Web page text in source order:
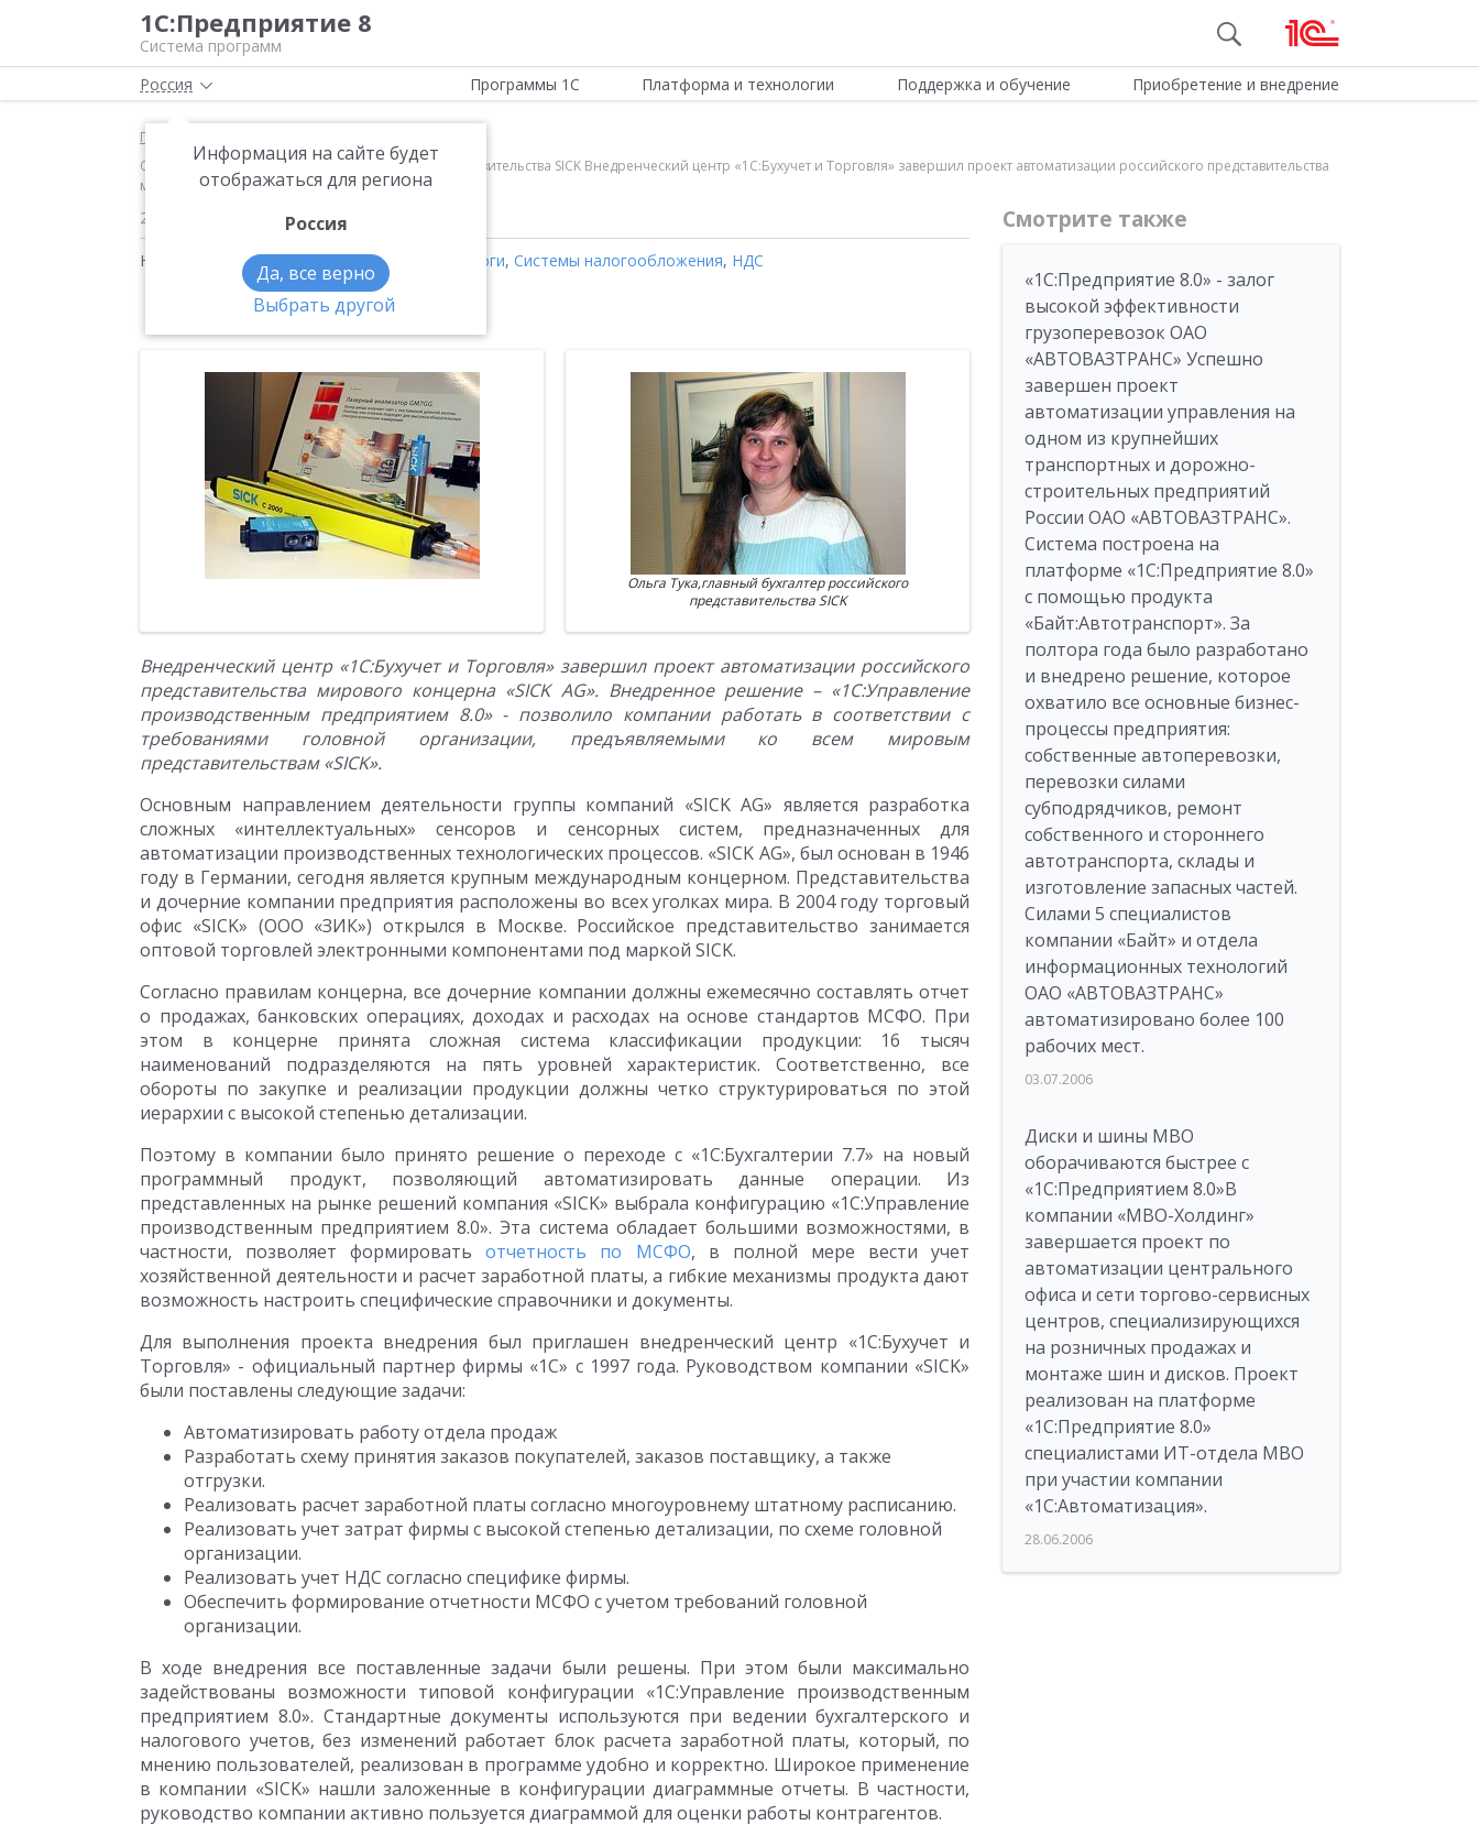
1С:Предприятие 8
Система программ
Россия
Информация на сайте будет
отображаться для региона
Россия
Да, все верно
Выбрать другой
Программы 1С Платформа и технологии Поддержка и обучение Приобретение и внедрение
Главная
Ольга Тука,главный бухгалтер российского представительства SICK Внедренческий центр «1С:Бухучет и Торговля» завершил проект автоматизации российского представительства
мирового концерна «SICK AG»
29.06.2006
Новости на тему:Отчетность по МСФО Налоги, Системы налогообложения, НДС
Ольга Тука,главный бухгалтер российского
представительства SICK
Внедренческий центр «1С:Бухучет и Торговля» завершил проект автоматизации российского
представительства мирового концерна «SICK AG». Внедренное решение – «1С:Управление
производственным предприятием 8.0» - позволило компании работать в соответствии с
требованиями головной организации, предъявляемыми ко всем мировым
представительствам «SICK».
Основным направлением деятельности группы компаний «SICK AG» является разработка
сложных «интеллектуальных» сенсоров и сенсорных систем, предназначенных для
автоматизации производственных технологических процессов. «SICK AG», был основан в 1946
году в Германии, сегодня является крупным международным концерном. Представительства
и дочерние компании предприятия расположены во всех уголках мира. В 2004 году торговый
офис «SICK» (ООО «ЗИК») открылся в Москве. Российское представительство занимается
оптовой торговлей электронными компонентами под маркой SICK.
Согласно правилам концерна, все дочерние компании должны ежемесячно составлять отчет
о продажах, банковских операциях, доходах и расходах на основе стандартов МСФО. При
этом в концерне принята сложная система классификации продукции: 16 тысяч
наименований подразделяются на пять уровней характеристик. Соответственно, все
обороты по закупке и реализации продукции должны четко структурироваться по этой
иерархии с высокой степенью детализации.
Поэтому в компании было принято решение о переходе с «1С:Бухгалтерии 7.7» на новый
программный продукт, позволяющий автоматизировать данные операции. Из
представленных на рынке решений компания «SICK» выбрала конфигурацию «1С:Управление
производственным предприятием 8.0». Эта система обладает большими возможностями, в
частности, позволяет формироватьотчетность по МСФО, в полной мере вести учет
хозяйственной деятельности и расчет заработной платы, а гибкие механизмы продукта дают
возможность настроить специфические справочники и документы.
Для выполнения проекта внедрения был приглашен внедренческий центр «1С:Бухучет и
Торговля» - официальный партнер фирмы «1С» с 1997 года. Руководством компании «SICK»
были поставлены следующие задачи:
Автоматизировать работу отдела продаж
Разработать схему принятия заказов покупателей, заказов поставщику, а также
отгрузки.
Реализовать расчет заработной платы согласно многоуровнему штатному расписанию.
Реализовать учет затрат фирмы с высокой степенью детализации, по схеме головной
организации.
Реализовать учет НДС согласно специфике фирмы.
Обеспечить формирование отчетности МСФО с учетом требований головной
организации.
В ходе внедрения все поставленные задачи были решены. При этом были максимально
задействованы возможности типовой конфигурации «1С:Управление производственным
предприятием 8.0». Стандартные документы используются при ведении бухгалтерского и
налогового учетов, без изменений работает блок расчета заработной платы, который, по
мнению пользователей, реализован в программе удобно и корректно. Широкое применение
в компании «SICK» нашли заложенные в конфигурации диаграммные отчеты. В частности,
руководство компании активно пользуется диаграммой для оценки работы контрагентов.
Смотрите также
«1С:Предприятие 8.0» - залог
высокой эффективности
грузоперевозок ОАО
«АВТОВАЗТРАНС» Успешно
завершен проект
автоматизации управления на
одном из крупнейших
транспортных и дорожно-
строительных предприятий
России ОАО «АВТОВАЗТРАНС».
Система построена на
платформе «1С:Предприятие 8.0»
с помощью продукта
«Байт:Автотранспорт». За
полтора года было разработано
и внедрено решение, которое
охватило все основные бизнес-
процессы предприятия:
собственные автоперевозки,
перевозки силами
субподрядчиков, ремонт
собственного и стороннего
автотранспорта, склады и
изготовление запасных частей.
Силами 5 специалистов
компании «Байт» и отдела
информационных технологий
ОАО «АВТОВАЗТРАНС»
автоматизировано более 100
рабочих мест.
03.07.2006
Диски и шины МВО
оборачиваются быстрее с
«1С:Предприятием 8.0»В
компании «МВО-Холдинг»
завершается проект по
автоматизации центрального
офиса и сети торгово-сервисных
центров, специализирующихся
на розничных продажах и
монтаже шин и дисков. Проект
реализован на платформе
«1С:Предприятие 8.0»
специалистами ИТ-отдела МВО
при участии компании
«1С:Автоматизация».
28.06.2006